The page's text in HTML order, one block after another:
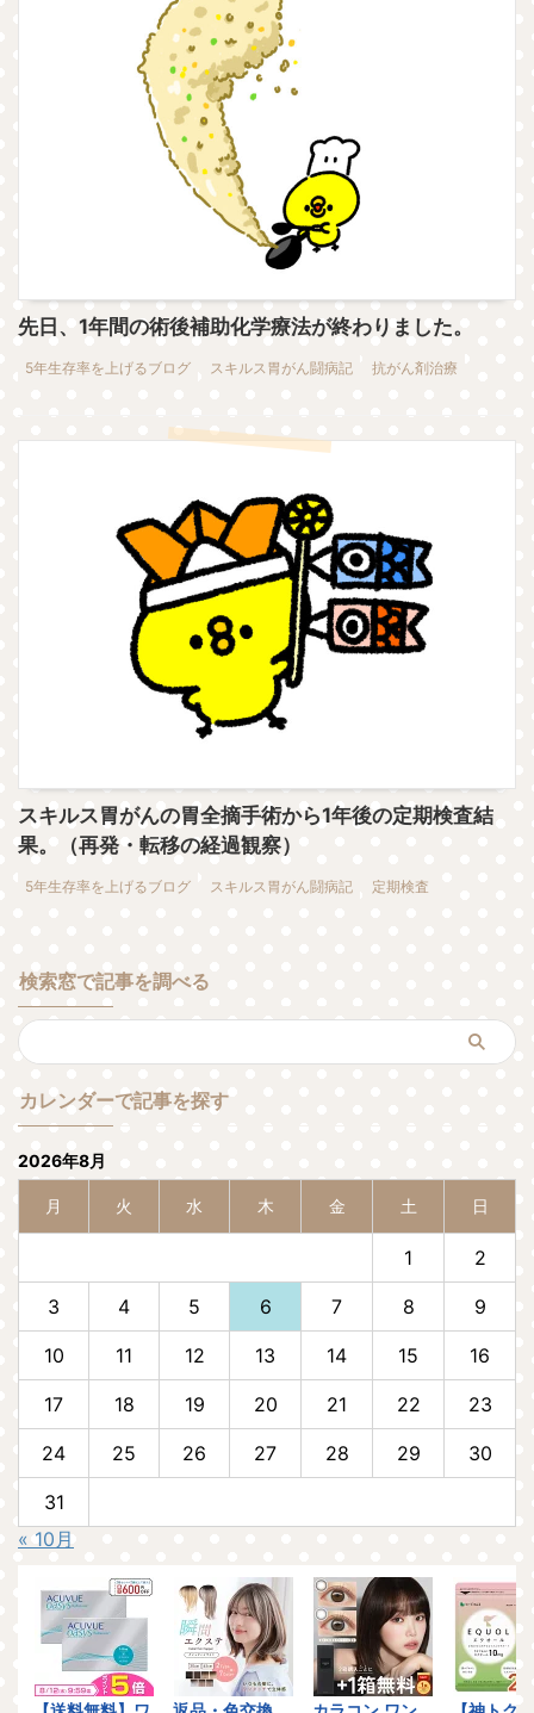
先日、1年間の術後補助化学療法が終わりました。
5年生存率を上げるブログ スキルス胃がん闘病記 抗がん剤治療
スキルス胃がんの胃全摘手術から1年後の定期検査結
果。（再発・転移の経過観察）
5年生存率を上げるブログ スキルス胃がん闘病記 定期検査
検索窓で記事を調べる
カレンダーで記事を探す
2026年8月
月 火 水 木 金 土 日
1 2
3 4 5 6 7 8 9
10 11 12 13 14 15 16
17 18 19 20 21 22 23
24 25 26 27 28 29 30
31
« 10月